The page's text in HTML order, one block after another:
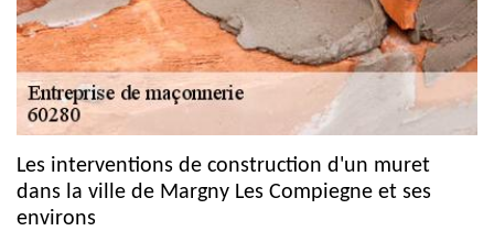
Les interventions de construction d'un muret
dans la ville de Margny Les Compiegne et ses
environs